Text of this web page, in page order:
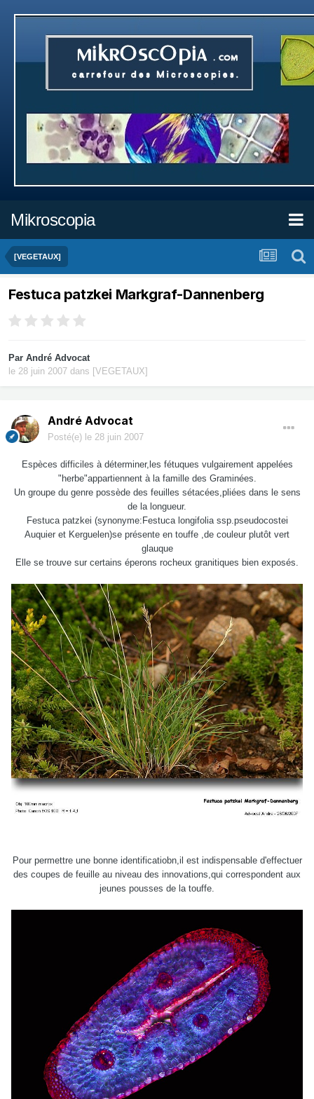
Mikroscopia
[VEGETAUX]
Festuca patzkei Markgraf-Dannenberg
Par André Advocat
le 28 juin 2007 dans [VEGETAUX]
André Advocat
Posté(e) le 28 juin 2007
Espèces difficiles à déterminer,les fétuques vulgairement appelées
"herbe"appartiennent à la famille des Graminées.
Un groupe du genre possède des feuilles sétacées,pliées dans le sens
de la longueur.
Festuca patzkei (synonyme:Festuca longifolia ssp.pseudocostei
Auquier et Kerguelen)se présente en touffe ,de couleur plutôt vert
glauque
Elle se trouve sur certains éperons rocheux granitiques bien exposés.
Pour permettre une bonne identificatiobn,il est indispensable d'effectuer
des coupes de feuille au niveau des innovations,qui correspondent aux
jeunes pousses de la touffe.